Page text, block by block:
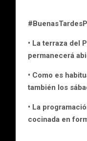
• La terraza del
permanecerá
• Como es
también los
• La
cocinada en